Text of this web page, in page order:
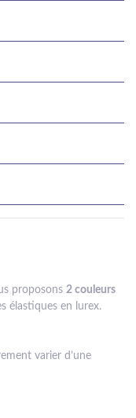
proposons 2 couleurs
élastiques en lurex.
varier d’une